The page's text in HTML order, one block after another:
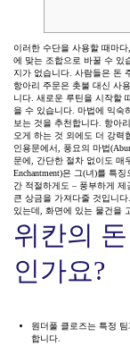
이러한 수단을 사용할 때마
에 맞는 조합으로 바꿀 수 있
지가 없습니다. 사람들은 돈
항아리 주문은 촛불 대신 사
니다. 새로운 루틴을 시작할
을 수 있습니다. 마법에 익숙
보는 것을 추천합니다. 항아
오게 하는 것 외에도 더 강력
인용문에서, 풍요의 마법
문에, 간단한 절차 없이도 매
Enchantment)은 그(녀)를 특
간 적절하게도 – 풍부하게
큰 상금을 가져다줄 것입니
있는데, 화면에 있는 물건을
위칸의
인가요?
원더풀 클로즈는 특정
합니다.